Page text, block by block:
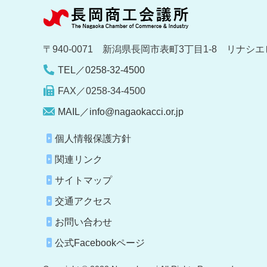
〒940-0071 新潟県長岡市表町3丁目1-8 リナシエ
TEL／0258-32-4500
FAX／0258-34-4500
MAIL／info@nagaokacci.or.jp
個人情報保護方針
関連リンク
サイトマップ
交通アクセス
お問い合わせ
公式Facebookページ